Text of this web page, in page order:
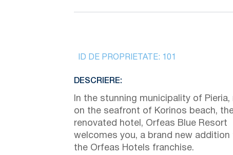
ID DE PROPRIETATE: 101
DESCRIERE:
In the stunning municipality of Pieria,
on the seafront of Korinos beach,
renovated hotel, Orfeas Blue Resort
welcomes you, a brand new addition
the Orfeas Hotels franchise.